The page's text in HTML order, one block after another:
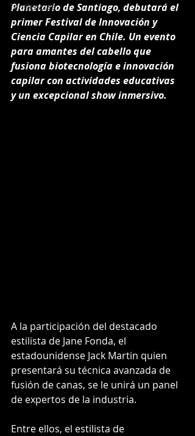
Tendencias
Planetario de Santiago, debutará el
primer Festival de Innovación y
Ciencia Capilar en Chile. Un evento
para amantes del cabello que
fusiona biotecnología e innovación
capilar con actividades educativas
y un excepcional show inmersivo.
A la participación del destacado
estilista de Jane Fonda, el
estadounidense Jack Martin quien
presentará su técnica avanzada de
fusión de canas, se le unirá un panel
de expertos de la industria.
Entre ellos, el estilista de